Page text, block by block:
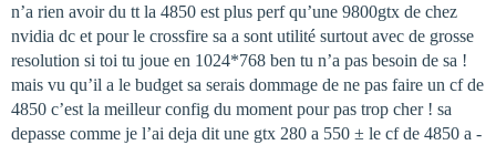
n’a rien avoir du tt la 4850 est plus perf qu’une 9800gtx de chez
nvidia dc et pour le crossfire sa a sont utilité surtout avec de grosse
resolution si toi tu joue en 1024*768 ben tu n’a pas besoin de sa !
mais vu qu’il a le budget sa serais dommage de ne pas faire un cf de
4850 c’est la meilleur config du moment pour pas trop cher ! sa
depasse comme je l’ai deja dit une gtx 280 a 550 ± le cf de 4850 a -